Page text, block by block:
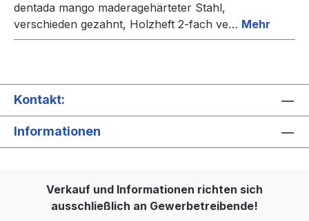
dentada mango maderagehärteter Stahl,
verschieden gezahnt, Holzheft 2-fach ve… Mehr
Kontakt:
Informationen
Verkauf und Informationen richten sich
ausschließlich an Gewerbetreibende!